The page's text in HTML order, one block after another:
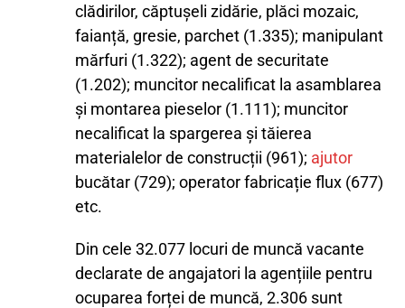
clădirilor, căptușeli zidărie, plăci mozaic,
faianță, gresie, parchet (1.335); manipulant
mărfuri (1.322); agent de securitate
(1.202); muncitor necalificat la asamblarea
și montarea pieselor (1.111); muncitor
necalificat la spargerea și tăierea
materialelor de construcții (961); ajutor
bucătar (729); operator fabricație flux (677)
etc.
Din cele 32.077 locuri de muncă vacante
declarate de angajatori la agențiile pentru
ocuparea forței de muncă, 2.306 sunt